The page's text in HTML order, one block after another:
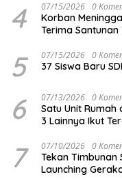
4 07/15/2026 0
Korban
Terima Santunan
5 07/15/2026 0
37 Siswa Baru
6 07/13/2026 0
Satu Unit Rumah
3 Lainnya Ikut
7 07/10/2026 0
Tekan Timbunan
Launching